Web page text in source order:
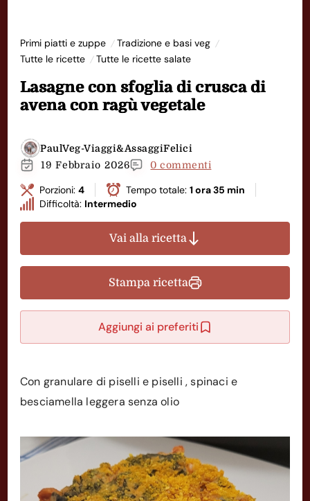
Primi piatti e zuppe
Tradizione e basi veg
Tutte le ricette
Tutte le ricette salate
Lasagne con sfoglia di crusca di
avena con ragù vegetale
PaulVeg-Viaggi&AssaggiFelici
19 Febbraio 2026
0 commenti
Porzioni: 4 Tempo totale: 1 ora 35 min
Difficoltà: Intermedio
Vai alla ricetta
Stampa ricetta
Aggiungi ai preferiti
Con granulare di piselli e piselli , spinaci e
besciamella leggera senza olio